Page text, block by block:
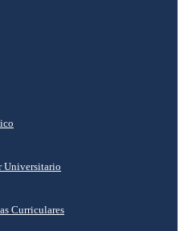
Universitario
Curriculares